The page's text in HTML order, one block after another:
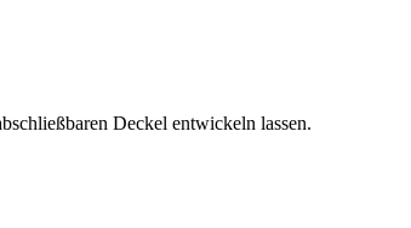
Deckel entwickeln lassen.